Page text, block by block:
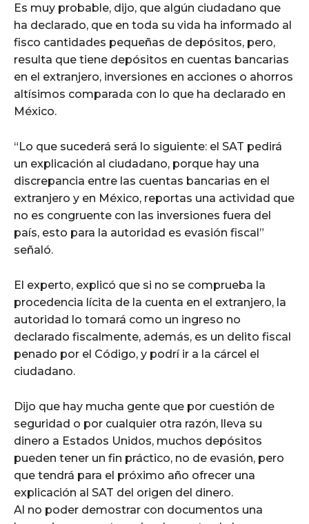
Es muy probable, dijo, que algún ciudadano que
ha declarado, que en toda su vida ha informado al
fisco cantidades pequeñas de depósitos, pero,
resulta que tiene depósitos en cuentas bancarias
en el extranjero, inversiones en acciones o ahorros
altísimos comparada con lo que ha declarado en
México.
“Lo que sucederá será lo siguiente: el SAT pedirá
un explicación al ciudadano, porque hay una
discrepancia entre las cuentas bancarias en el
extranjero y en México, reportas una actividad que
no es congruente con las inversiones fuera del
país, esto para la autoridad es evasión fiscal”
señaló.
El experto, explicó que si no se comprueba la
procedencia lícita de la cuenta en el extranjero, la
autoridad lo tomará como un ingreso no
declarado fiscalmente, además, es un delito fiscal
penado por el Código, y podrí ir a la cárcel el
ciudadano.
Dijo que hay mucha gente que por cuestión de
seguridad o por cualquier otra razón, lleva su
dinero a Estados Unidos, muchos depósitos
pueden tener un fin práctico, no de evasión, pero
que tendrá para el próximo año ofrecer una
explicación al SAT del origen del dinero.
Al no poder demostrar con documentos una